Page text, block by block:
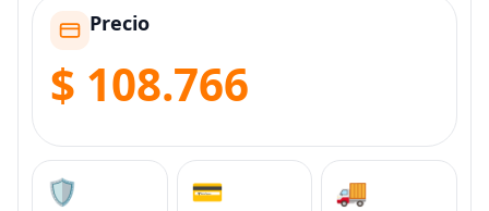
Precio
$ 108.766
🛡️ 💳 🚚